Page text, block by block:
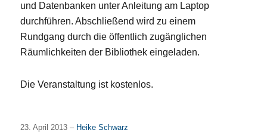
und Datenbanken unter Anleitung am Laptop
durchführen. Abschließend wird zu einem
Rundgang durch die öffentlich zugänglichen
Räumlichkeiten der Bibliothek eingeladen.
Die Veranstaltung ist kostenlos.
23. April 2013 – Heike Schwarz